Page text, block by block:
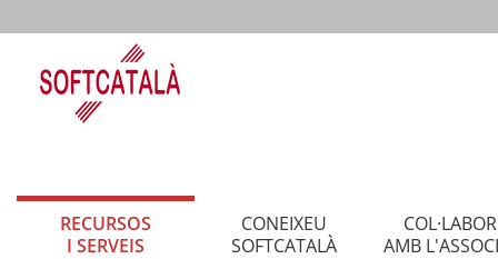
RECURSOS
I SERVEIS
CONEIXEU
SOFTCATALÀ
AMB